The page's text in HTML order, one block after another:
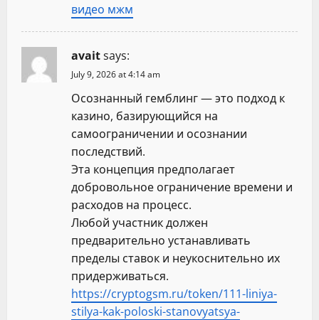
видео мжм
avaitsays:
July 9, 2026 at 4:14 am
Осознанный гемблинг — это подход к
казино, базирующийся на
самоограничении и осознании
последствий.
Эта концепция предполагает
добровольное ограничение времени и
расходов на процесс.
Любой участник должен
предварительно устанавливать
пределы ставок и неукоснительно их
придерживаться.
https://cryptogsm.ru/token/111-liniya-
stilya-kak-poloski-stanovyatsya-